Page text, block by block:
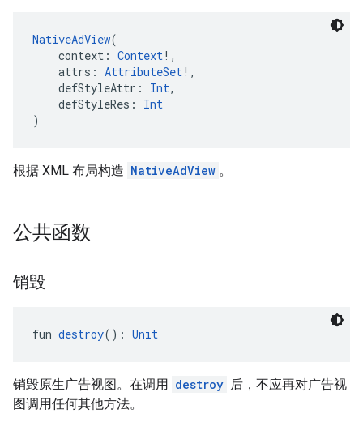
NativeAdView(
context: Context!,
attrs: AttributeSet!,
defStyleAttr: Int,
defStyleRes: Int
)
根据 XML 布局构造 NativeAdView 。
公共函数
销毁
fun destroy(): Unit
销毁原生广告视图。在调用 destroy 后，不应再对广告视
图调用任何其他方法。